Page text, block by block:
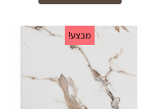
מבצע!המחיר
המקורי
היה:
290.00 ₪.
הוא: